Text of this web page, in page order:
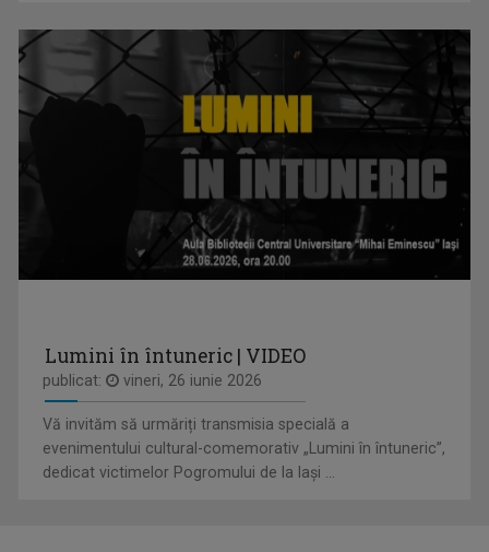
IA ȘI DESCOPERĂ
Tronson care aduce patru producții difuzate ...
DIMINEȚI PERFECTE
Emisiune matinală, de luni până vineri, de la ...
ANCA MEDELEANU
La TVR Iaşi, Anca realizează emisiunea "PLAY". ...
Lumini în întuneric | VIDEO
publicat: vineri, 26 iunie 2026
Vă invităm să urmăriți transmisia specială a
evenimentului cultural-comemorativ „Lumini în întuneric”,
dedicat victimelor Pogromului de la Iași ...